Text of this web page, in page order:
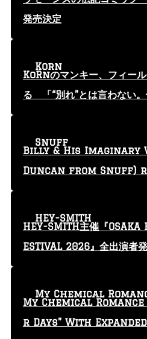
発売決定
KoRnのマンキー、フィー
る 「“別れ”とは言わない。
Korn
Billy & His Imaginary
Duncan from Snuff)
Snuff
HEY-SMITH主催『OSAKA
ESTIVAL 2026』全出演者
HEY-SMITH
My Chemical Romance
r Days” With
My Chemical